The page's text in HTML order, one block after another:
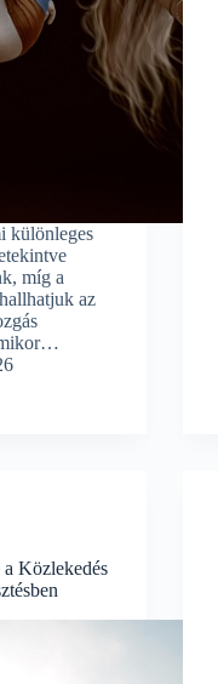
különleges
míg a
az
Közlekedés